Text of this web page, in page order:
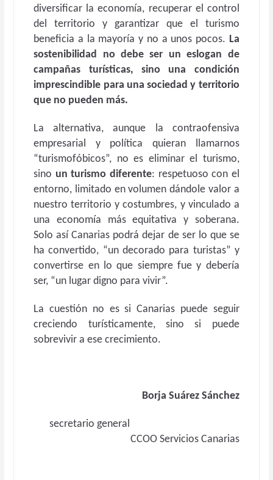
diversificar la economía, recuperar el control
del territorio y garantizar que el turismo
beneficia a la mayoría y no a unos pocos. La
sostenibilidad no debe ser un eslogan de
campañas turísticas, sino una condición
imprescindible para una sociedad y territorio
que no pueden más.
La alternativa, aunque la contraofensiva
empresarial y política quieran llamarnos
“turismofóbicos”, no es eliminar el turismo,
sino un turismo diferente: respetuoso con el
entorno, limitado en volumen dándole valor a
nuestro territorio y costumbres, y vinculado a
una economía más equitativa y soberana.
Solo así Canarias podrá dejar de ser lo que se
ha convertido, “un decorado para turistas” y
convertirse en lo que siempre fue y debería
ser, “un lugar digno para vivir”.
La cuestión no es si Canarias puede seguir
creciendo turísticamente, sino si puede
sobrevivir a ese crecimiento.
Borja Suárez Sánchez
secretario general
CCOO Servicios Canarias